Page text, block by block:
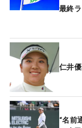
昨年の「樋口久子
い）になっちゃい
（笑）」と苦笑い
こそ今回は2位（
「トップが伸ばし
していかないと上
スコアが紙一重の
最終
仁井
“名前